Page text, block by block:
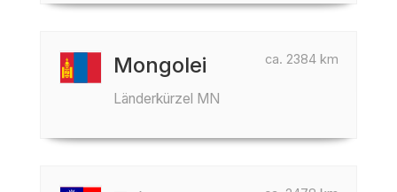
ca. 2384 km
Mongolei
Länderkürzel MN